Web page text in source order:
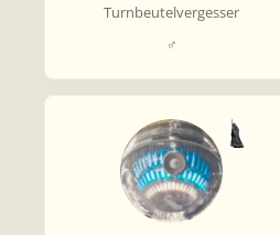
Turnbeutelvergesser
♂